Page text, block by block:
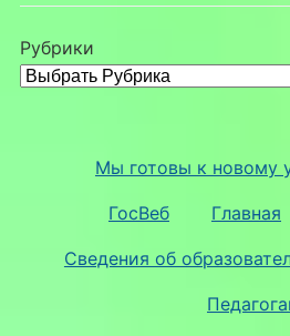
Рубрики
Мы готовы к новому
ГосВеб Главная
Сведения об